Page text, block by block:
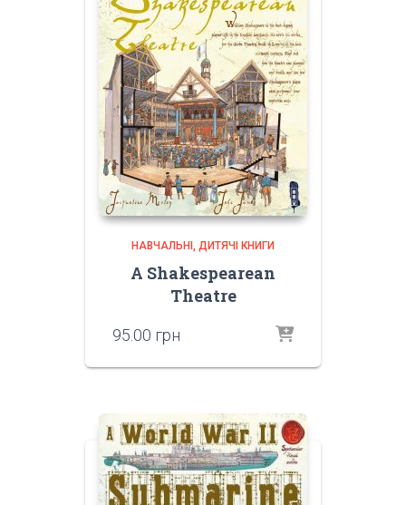
НАВЧАЛЬНІ ДИТЯЧІ КНИГИ
A Shakespearean
Theatre
95.00 грн